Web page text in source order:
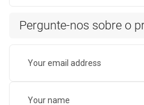
Pergunte-nos sobre o